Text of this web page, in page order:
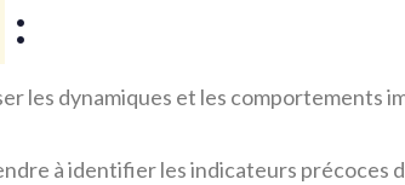
:
les dynamiques et les comportements
à identifier les indicateurs précoces